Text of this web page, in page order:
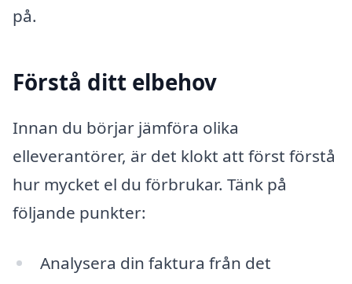
på.
Förstå ditt elbehov
Innan du börjar jämföra olika
elleverantörer, är det klokt att först förstå
hur mycket el du förbrukar. Tänk på
följande punkter:
Analysera din faktura från det